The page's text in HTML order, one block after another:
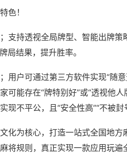
色！
支持透视全局牌型、智能出牌
局结果，提升胜率。
用户可通过第三方软件实现“随意
可能存在“牌特别好”或“透视他
不平公，且“安全性高”“不被封
化为核心，打造一站式全国地
将规则，真正实现一款应用玩